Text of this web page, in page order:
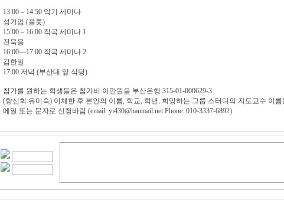
13:00 – 14:50 악기 세미나
성기업 (플룻)
15:00 – 16:00 작곡 세미나 1
전욱용
16:00—17:00 작곡 세미나 2
김한밀
17:00 저녁 (부산대 앞 식당)
참가를 원하는 학생들은 참가비 이만원을 부산은행 315-01-000629-3
(향신회:유미숙) 이체한 후 본인의 이름, 학교, 학년, 희망하는 그룹 스터디의 지도교수 이름
메일 또는 문자로 신청바람 (email: yi430@hanmail.net Phone: 010-3337-6892)